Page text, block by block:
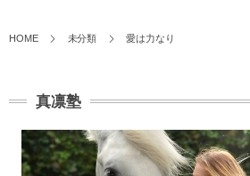
HOME 未分類 愛は力なり
真凛塾